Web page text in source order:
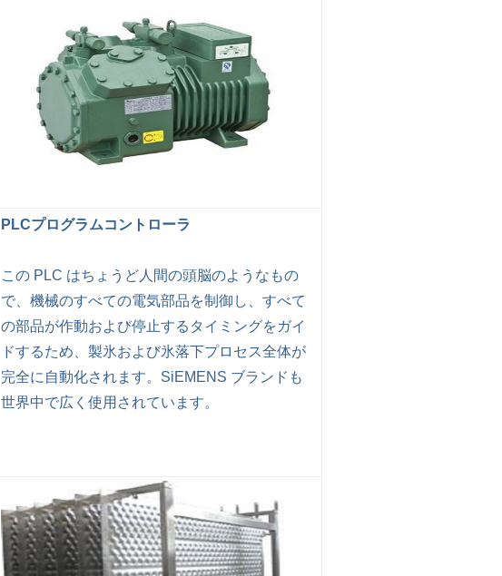
PLCプログラムコントローラ
この PLC はちょうど人間の頭脳のようなもの
で、機械のすべての電気部品を制御し、すべて
の部品が作動および停止するタイミングをガイ
ドするため、製氷および氷落下プロセス全体が
完全に自動化されます。SiEMENS ブランドも
世界中で広く使用されています。